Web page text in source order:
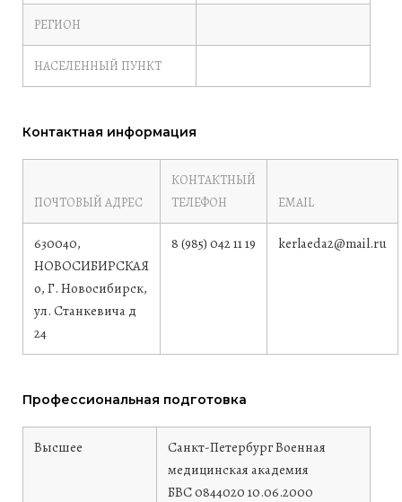
РЕГИОН
НАСЕЛЕННЫЙ ПУНКТ
Контактная информация
ПОЧТОВЫЙ АДРЕС
КОНТАКТНЫЙ
ТЕЛЕФОН
EMAIL
630040,
НОВОСИБИРСКАЯ
о, Г. Новосибирск,
ул. Станкевича д
24
8 (985) 042 11 19 kerlaeda2@mail.ru
Профессиональная подготовка
Высшее
Санкт-Петербург Военная
медицинская академия
БВС 0844020 10.06.2000